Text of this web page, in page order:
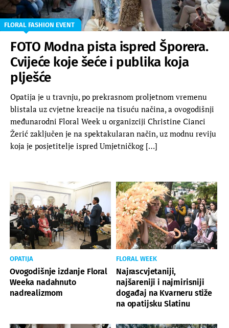
FLORAL FASHION EVENT
FOTO Modna pista ispred Šporera.
Cvijeće koje šeće i publika koja
plješće
Opatija je u travnju, po prekrasnom proljetnom vremenu
blistala uz cvjetne kreacije na tisuću načina, a ovogodišnji
međunarodni Floral Week u organizciji Christine Cianci
Žerić zaključen je na spektakularan način, uz modnu reviju
koja je posjetitelje ispred Umjetničkog […]
OPATIJA
Ovogodišnje izdanje Floral
Weeka nadahnuto
nadrealizmom
FLORAL WEEK
Najrascvjetaniji,
najšareniji i najmirisniji
događaj na Kvarneru stiže
na opatijsku Slatinu